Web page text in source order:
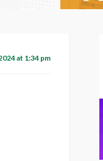
at 1:34 pm